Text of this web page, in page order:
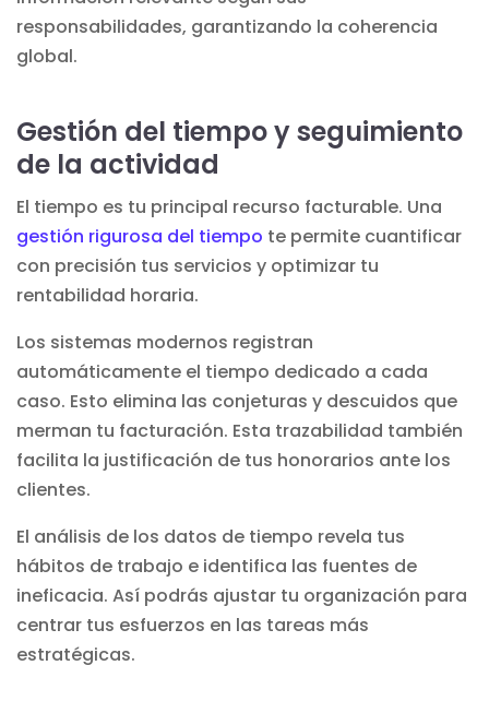
responsabilidades, garantizando la coherencia
global.
Gestión del tiempo y seguimiento
de la actividad
El tiempo es tu principal recurso facturable. Una
gestión rigurosa del tiempo te permite cuantificar
con precisión tus servicios y optimizar tu
rentabilidad horaria.
Los sistemas modernos registran
automáticamente el tiempo dedicado a cada
caso. Esto elimina las conjeturas y descuidos que
merman tu facturación. Esta trazabilidad también
facilita la justificación de tus honorarios ante los
clientes.
El análisis de los datos de tiempo revela tus
hábitos de trabajo e identifica las fuentes de
ineficacia. Así podrás ajustar tu organización para
centrar tus esfuerzos en las tareas más
estratégicas.